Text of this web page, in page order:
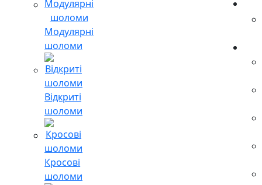
Модулярні
шоломи
Відкриті
шоломи
Кросові
шоломи